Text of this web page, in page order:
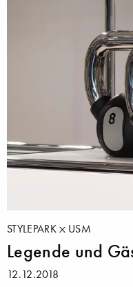
STYLEPARK USM
Legende und
12.12.2018